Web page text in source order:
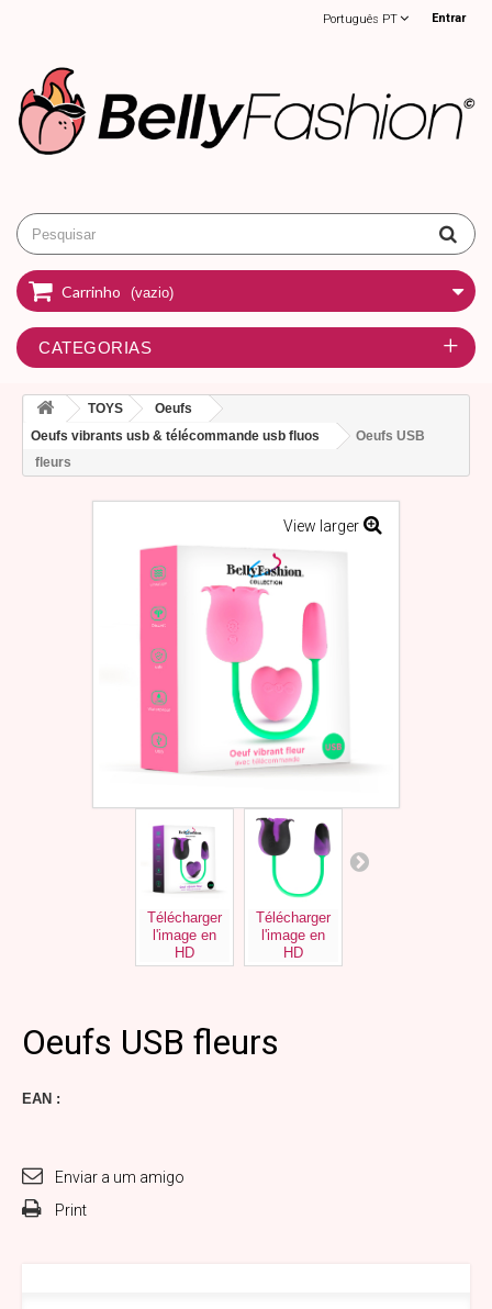
Entrar
Português PT
Carrinho (vazio)
CATEGORIAS
TOYS
Oeufs
Oeufs vibrants usb & télécommande usb fluos
Oeufs USB
fleurs
View larger
Télécharger
l'image en
HD
Télécharger
l'image en
HD
Oeufs USB fleurs
EAN :
Enviar a um amigo
Print